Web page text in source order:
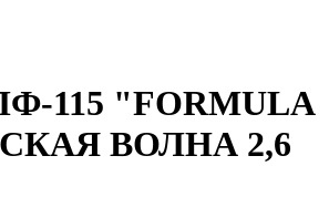
115 "FORMULA
ВОЛНА 2,6